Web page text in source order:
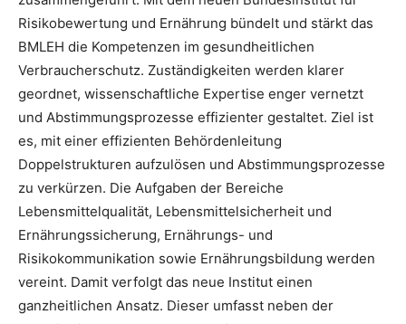
Risikobewertung und Ernährung bündelt und stärkt das
BMLEH die Kompetenzen im gesundheitlichen
Verbraucherschutz. Zuständigkeiten werden klarer
geordnet, wissenschaftliche Expertise enger vernetzt
und Abstimmungsprozesse effizienter gestaltet. Ziel ist
es, mit einer effizienten Behördenleitung
Doppelstrukturen aufzulösen und Abstimmungsprozesse
zu verkürzen. Die Aufgaben der Bereiche
Lebensmittelqualität, Lebensmittelsicherheit und
Ernährungssicherung, Ernährungs- und
Risikokommunikation sowie Ernährungsbildung werden
vereint. Damit verfolgt das neue Institut einen
ganzheitlichen Ansatz. Dieser umfasst neben der